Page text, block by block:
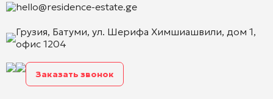
hello@residence-estate.ge
Грузия, Батуми, ул. Шерифа Химшиашвили, дом 1,
офис 1204
Заказать звонок